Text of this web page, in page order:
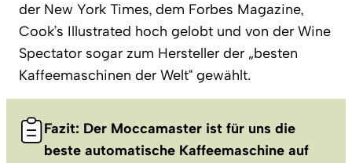
der New York Times, dem Forbes Magazine,
Cook’s Illustrated hoch gelobt und von der Wine
Spectator sogar zum Hersteller der „besten
Kaffeemaschinen der Welt“ gewählt.
Fazit: Der Moccamaster ist für uns die
beste automatische Kaffeemaschine auf